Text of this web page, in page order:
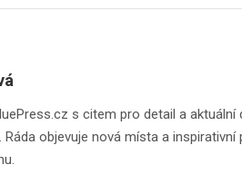
s citem pro detail a aktuální
objevuje nová místa a inspirativní